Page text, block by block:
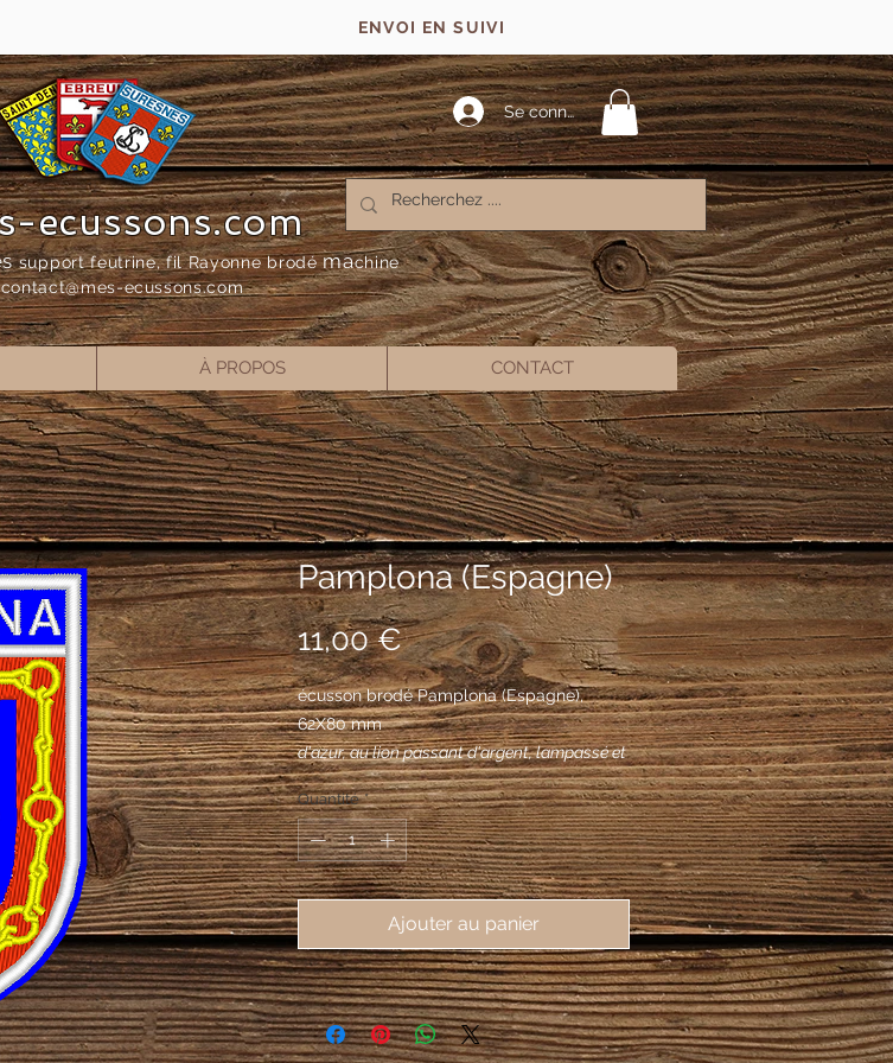
ENVOI EN SUIVI
Se connecter
ecussons.com
support feutrine, fil Rayonne brodémachine
contact@mes-ecussons.com
À PROPOS CONTACT
Pamplona (Espagne)
11,00 €Prix
écusson brodé Pamplona (Espagne),
62X80 mm
d'azur, au lion passant d'argent, lampassé et
armé de gueules et surmonté, au centre,
d'une couronne royale en or ; à la bordure de
gueules aux chaînes d’or de Navarre.
Quantité *
Ajouter au panier